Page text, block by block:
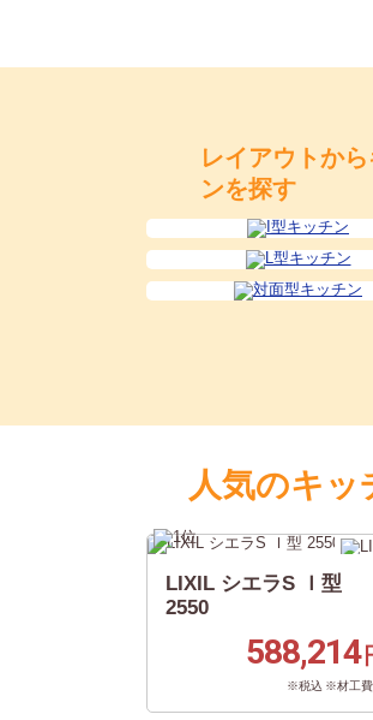
レイアウトか
ンを探す
人気のキッ
LIXIL シエラS Ｉ型
2550
588,214
※税込 ※材工費